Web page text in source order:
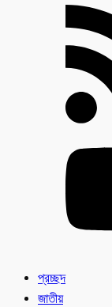
প্রচ্ছদ
জাতীয়